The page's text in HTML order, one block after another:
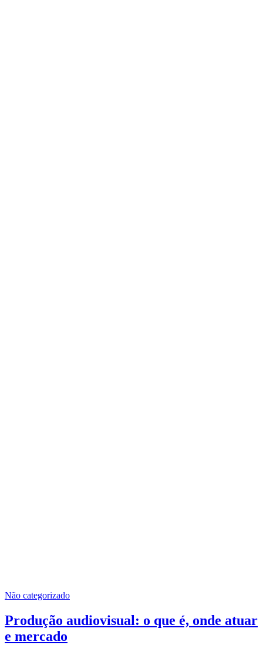
Não categorizado
Produção audiovisual: o que é, onde atuar
e mercado